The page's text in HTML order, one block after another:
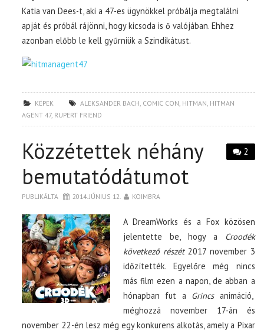
Katia van Dees-t, aki a 47-es ügynökkel próbálja megtalálni
apját és próbál rájönni, hogy kicsoda is ő valójában. Ehhez
azonban előbb le kell gyűrniük a Szindikátust.
KÉPEK ALEKSANDER BACH, COMIC CON, HITMAN, HITMAN
AGENT 47, RUPERT FRIEND
2
Közzétettek néhány
bemutatódátumot
PUBLIKÁLTA 2014. JÚNIUS 12. KOIMBRA
A DreamWorks és a Fox közösen
jelentette be, hogy a Croodék
következő részét2017 november 3
időzítették. Egyelőre még nincs
más film ezen a napon, de abban a
hónapban fut a Grincsanimáció,
méghozzá november 17-án és
november 22-én lesz még egy konkurens alkotás, amely a Pixar